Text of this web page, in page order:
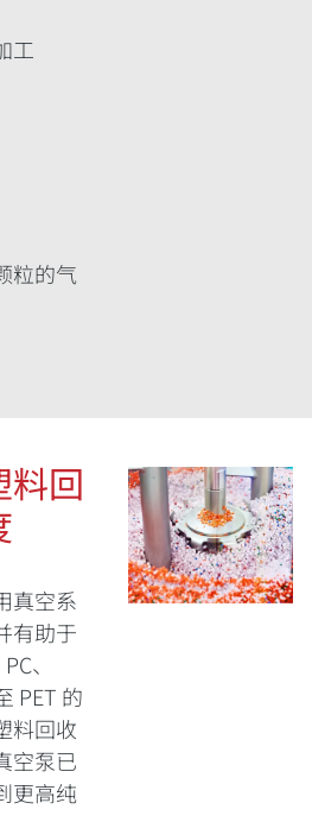
工
粒的气
料回
真空系
有助于
、
PET 的
料回收
空泵已
更高纯